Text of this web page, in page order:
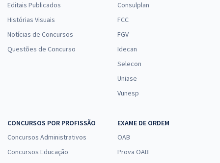
Editais Publicados
Histórias Visuais
Notícias de Concursos
Questões de Concurso
Consulplan
FCC
FGV
Idecan
Selecon
Uniase
Vunesp
CONCURSOS POR PROFISSÃO
Concursos Administrativos
Concursos Educação
EXAME DE ORDEM
OAB
Prova OAB